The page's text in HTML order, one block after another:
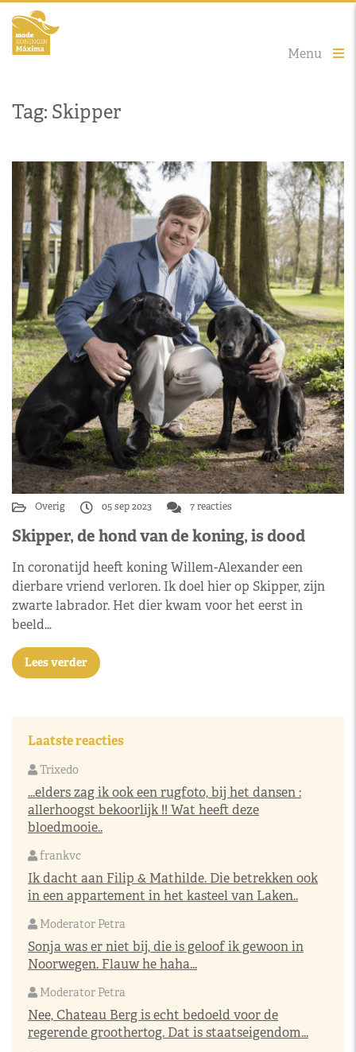
Menu
Tag: Skipper
Overig 05 sep 2023 7 reacties
Skipper, de hond van de koning, is dood
In coronatijd heeft koning Willem-Alexander een
dierbare vriend verloren. Ik doel hier op Skipper, zijn
zwarte labrador. Het dier kwam voor het eerst in
beeld…
Lees verder
Laatste reacties
Trixedo
...elders zag ik ook een rugfoto, bij het dansen :
allerhoogst bekoorlijk !! Wat heeft deze
bloedmooie..
frankvc
Ik dacht aan Filip & Mathilde. Die betrekken ook
in een appartement in het kasteel van Laken..
Moderator Petra
Sonja was er niet bij, die is geloof ik gewoon in
Noorwegen. Flauw he haha...
Moderator Petra
Nee, Chateau Berg is echt bedoeld voor de
regerende groothertog. Dat is staatseigendom...